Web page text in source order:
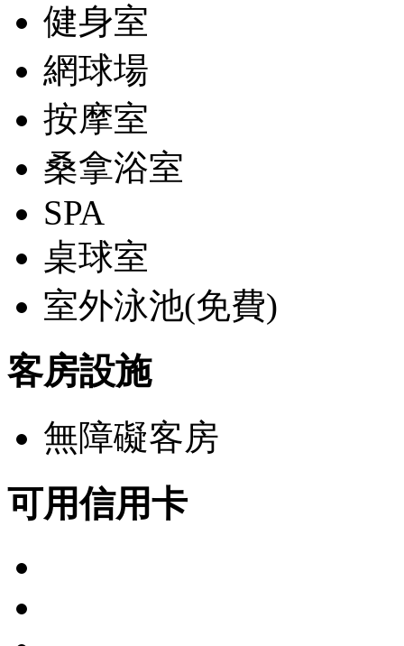
健身室
網球場
按摩室
桑拿浴室
SPA
桌球室
室外泳池(免費)
客房設施
無障礙客房
可用信用卡